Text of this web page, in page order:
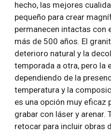
hecho, las mejores
pequeño para crear
permanecen intactas con
más de 500 años. El
deterioro natural y la
temporada a otra, pero la
dependiendo de la
temperatura y la
es una opción muy eficaz
grabar con láser y arenar.
retocar para incluir obras